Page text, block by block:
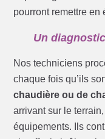
pourront remettre en
Un
Nos techniciens
chaque fois qu’ils
chaudière ou de
arrivant sur le
équipements. Ils